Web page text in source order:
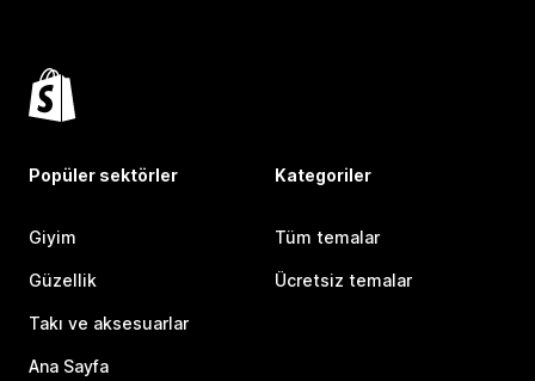
Popüler sektörler
Giyim
Güzellik
Takı ve aksesuarlar
Ana Sayfa
Kategoriler
Tüm temalar
Ücretsiz temalar